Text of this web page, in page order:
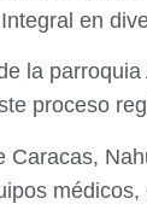
en
la
proceso
Caracas,